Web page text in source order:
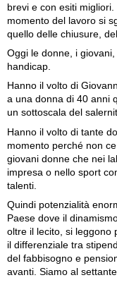
brevi e con esiti
momento del lavoro si
quello delle chiusure,
Oggi le donne, i
handicap.
Hanno il volto di
a una donna di 40 anni
un sottoscala del
Hanno il volto di tante
momento perché non
giovani donne che nei
impresa o nello sport
talenti.
Quindi potenzialità
Paese dove il
oltre il lecito, si leggono
il differenziale tra
del fabbisogno e
avanti. Siamo al